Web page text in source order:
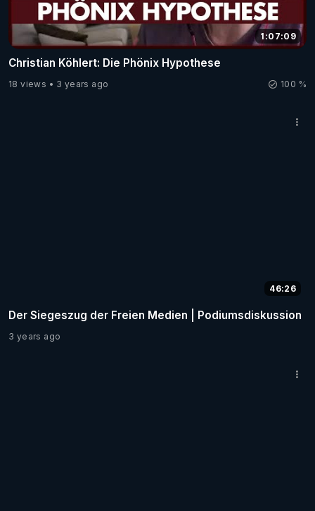
1:07:09
Christian Köhlert: Die Phönix Hypothese
18 views 3 years ago 100 %
46:26
Der Siegeszug der Freien Medien | Podiumsdiskussion
3 years ago